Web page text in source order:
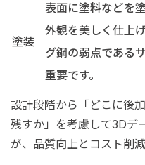
塗装
表面に塗料などを
外観を美しく仕上
グ鋼の弱点である
重要です。
設計段階から「どこに後
残すか」を考慮して3Dデ
が、品質向上とコスト削減